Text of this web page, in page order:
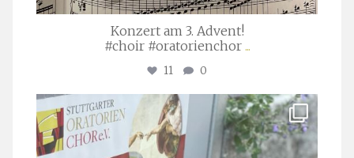
Konzert am 3. Advent!
#choir #oratorienchor ...
11 0
stuttgarter_oratorienchor
Juli 23